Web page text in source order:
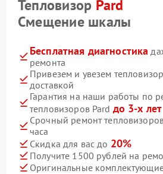
Тепловизор Pard
Смещение шкалы
Бесплатная диагностика
ремонта
Привезем и увезем
доставкой
Гарантия на наши работы по
тепловизоров Pard до 3-х лет
Срочный ремонт
часа
Скидка для вас до 20%
Получите 1500 рублей на
Оригинальные